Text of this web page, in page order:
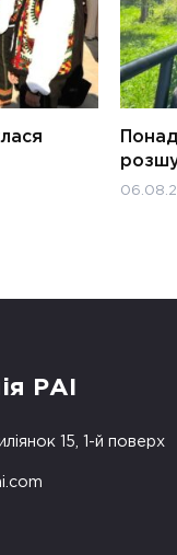
РАІ
15, 1-й поверх